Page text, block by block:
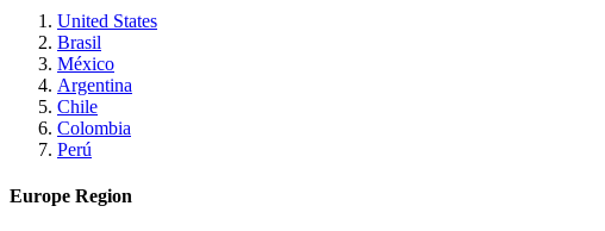
United States
Brasil
México
Argentina
Chile
Colombia
Perú
Europe Region